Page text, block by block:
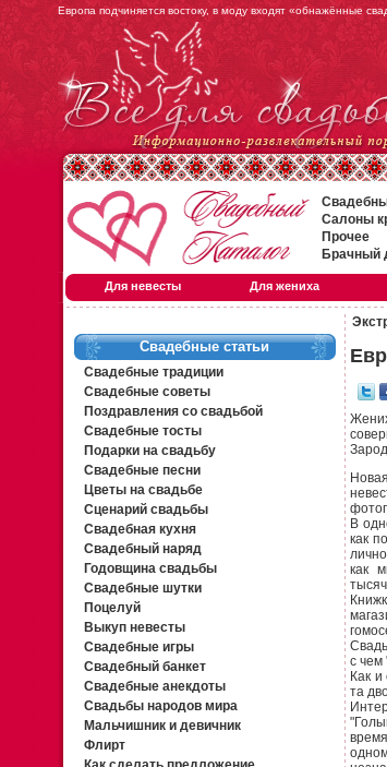
Европа подчиняется востоку, в моду входят «обнажённые
Салоны
Прочее
Брачный
Для невесты Для жениха
Свадебные статьи
Свадебные традиции
Свадебные советы
Поздравления со свадьбой
Свадебные тосты
Подарки на свадьбу
Свадебные песни
Цветы на свадьбе
Сценарий свадьбы
Свадебная кухня
Свадебный наряд
Годовщина свадьбы
Свадебные шутки
Поцелуй
Выкуп невесты
Свадебные игры
Свадебный банкет
Свадебные анекдоты
Свадьбы народов мира
Мальчишник и девичник
Флирт
В
как
как
с чем
Как
та